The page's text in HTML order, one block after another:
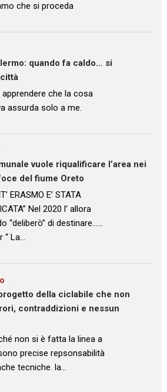
che si proceda
quando fa caldo… si
che la cosa
assurda solo a me.
vuole riqualificare l’area nei
del fiume Oreto
ERASMO E’ STATA
Nel 2020 l’ allora
“deliberò” di destinare……
“ La…
della ciclabile che non
contraddizioni e nessun
non si è fatta la linea a
precise repsonsabilità
tecniche. la…